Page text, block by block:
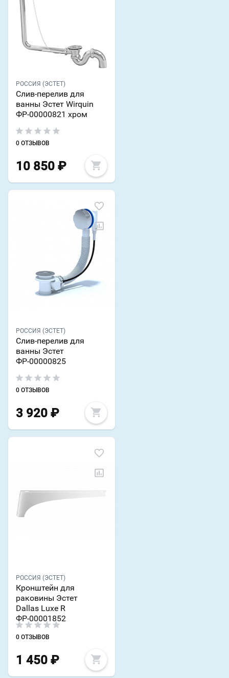
РОССИЯ (ЭСТЕТ)
Слив-перелив для
ванны Эстет Wirquin
ФР-00000821 хром
0 ОТЗЫВОВ
10 850 ₽
РОССИЯ (ЭСТЕТ)
Слив-перелив для
ванны Эстет
ФР-00000825
0 ОТЗЫВОВ
3 920 ₽
РОССИЯ (ЭСТЕТ)
Кронштейн для
раковины Эстет
Dallas Luxe R
ФР-00001852
0 ОТЗЫВОВ
1 450 ₽